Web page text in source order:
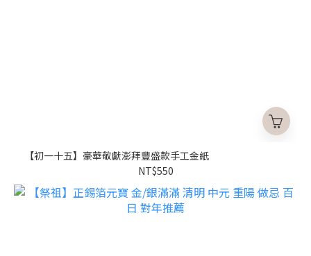
【初一十五】豪華敬獻澎拜豐盛款手工金紙
NT$550